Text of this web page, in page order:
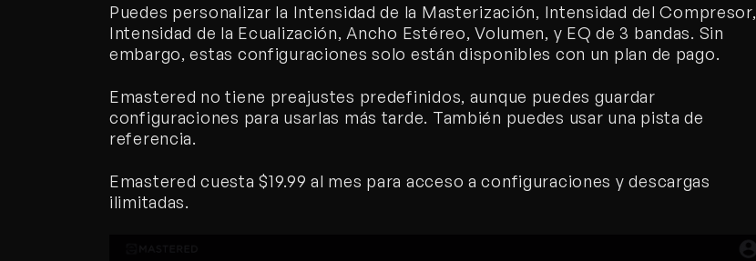
Puedes personalizar la Intensidad de la Masterización, Intensidad del Compresor,
Intensidad de la Ecualización, Ancho Estéreo, Volumen, y EQ de 3 bandas. Sin
embargo, estas configuraciones solo están disponibles con un plan de pago.
Emastered no tiene preajustes predefinidos, aunque puedes guardar
configuraciones para usarlas más tarde. También puedes usar una pista de
referencia.
Emastered cuesta $19.99 al mes para acceso a configuraciones y descargas
ilimitadas.